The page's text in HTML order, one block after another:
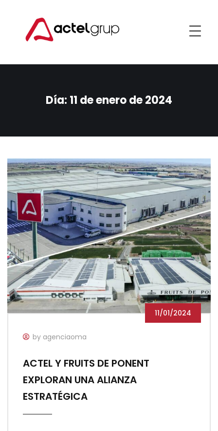
Día: 11 de enero de 2024
11/01/2024
by agenciaoma
ACTEL Y FRUITS DE PONENT
EXPLORAN UNA ALIANZA
ESTRATÉGICA